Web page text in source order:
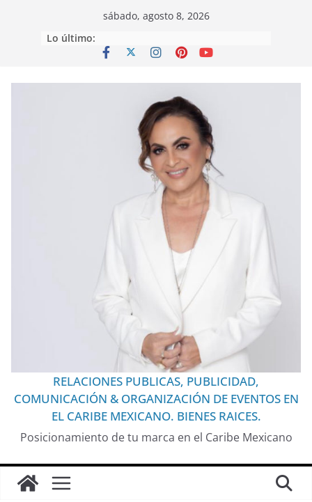
sábado, agosto 8, 2026
Lo último:
RELACIONES PUBLICAS, PUBLICIDAD,
COMUNICACIÓN & ORGANIZACIÓN DE EVENTOS EN
EL CARIBE MEXICANO. BIENES RAICES.
Posicionamiento de tu marca en el Caribe Mexicano